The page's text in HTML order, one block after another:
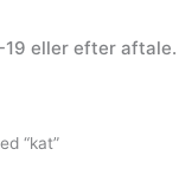
19 eller efter aftale.
“kat”